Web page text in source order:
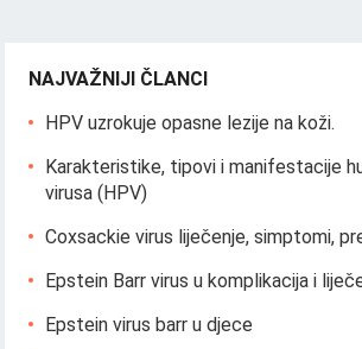
NAJVAŽNIJI ČLANCI
HPV uzrokuje opasne lezije na koži.
Karakteristike, tipovi i manifestacije
virusa (HPV)
Coxsackie virus liječenje, simptomi,
Epstein Barr virus u komplikacija i
Epstein virus barr u djece